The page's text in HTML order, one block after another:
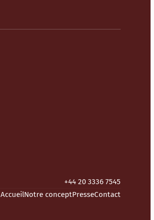
+44 20 3336 7545
AccueilNotre conceptPresseContact